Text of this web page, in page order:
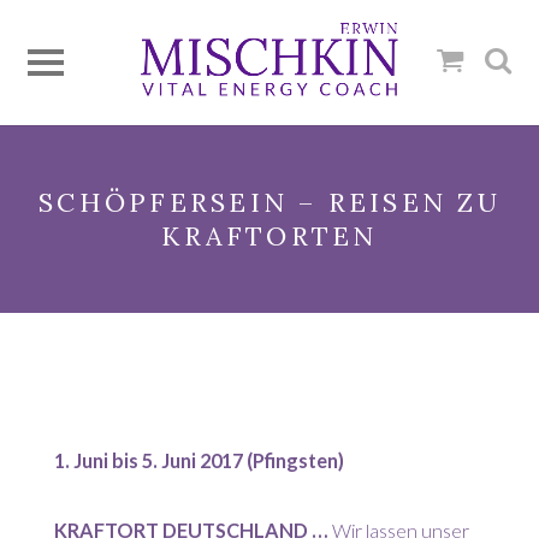
SCHÖPFERSEIN – REISEN ZU
KRAFTORTEN
1. Juni bis 5. Juni 2017 (Pfingsten)
KRAFTORT DEUTSCHLAND … Wir lassen unser